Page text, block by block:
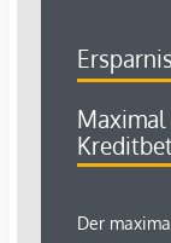
Wir weisen
dem zu
wirtschaftliches
Der Vermittler